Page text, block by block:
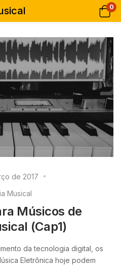
0
de 2017
Musical
Músicos de
(Cap1)
da tecnologia digital, os
Eletrônica hoje podem